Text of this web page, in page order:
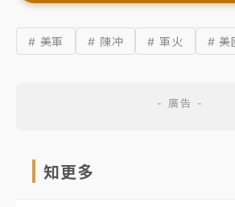
# 美軍 # 陳冲 # 軍火 # 美
知更多